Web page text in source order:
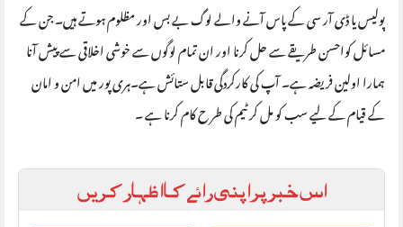
پولیس یا ڈی آر سی کے پاس آنے والے لوگ بے بس اور مظلوم ہوتے ہیں۔ جن کے
مسائل کواحسن طریقے سے حل کرنا اور ان تمام لوگوں سے خوشی اخلاقی سے پیش آنا
ہمارا اولین فریضہ ہے۔ آپ کی کارکردگی قابل ستائش ہے۔ہری پور میں امن و امان
کے قیام کے لیے سب کو مل کر ٹیم کی طر ح کام کرنا ہے ۔
اس خبر پر اپنی رائے کا اظہار کریں